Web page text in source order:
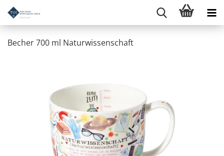
Becher 700 ml Naturwissenschaft